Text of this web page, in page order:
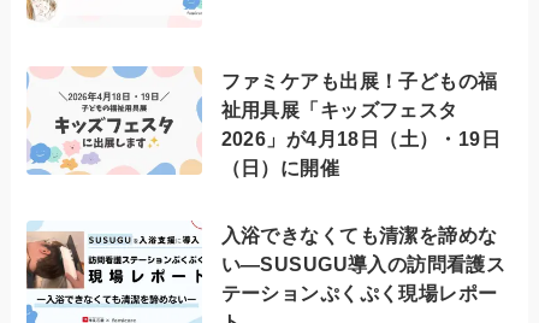
ファミケアも出展！子どもの福
祉用具展「キッズフェスタ
2026」が4月18日（土）・19日
（日）に開催
入浴できなくても清潔を諦めな
い—SUSUGU導入の訪問看護ス
テーションぷくぷく現場レポー